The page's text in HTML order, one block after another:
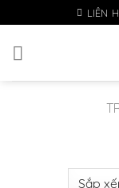
to
content
LIÊN